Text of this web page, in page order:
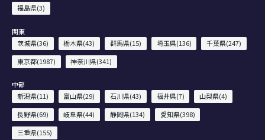
福島県(3)
関東
茨城県(36)
栃木県(43) 群馬県(15) 埼玉県(136)
千葉県(247)
東京都(1987)
神奈川県(341)
中部
新潟県(11)
富山県(29) 石川県(43) 福井県(7)
山梨県(4)
長野県(69)
岐阜県(44) 静岡県(134)
愛知県(398)
三重県(155)